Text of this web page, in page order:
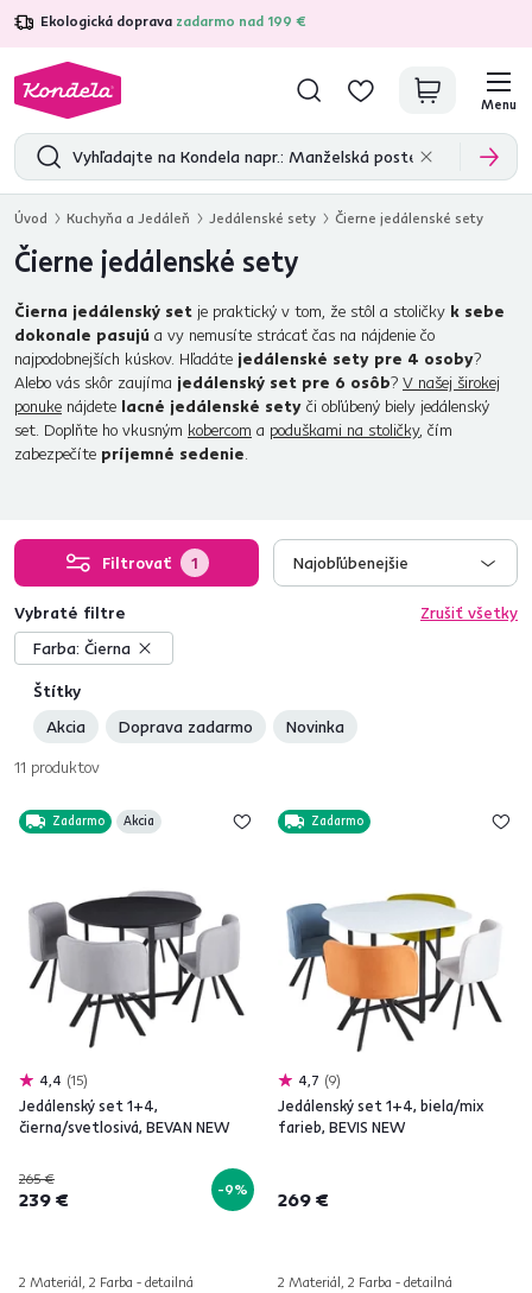
Ekologická doprava zadarmo nad 199 €
4,7 31 211overených produktových recenzií
Menu
Úvod Kuchyňa a Jedáleň Jedálenské sety Čierne jedálenské sety
Čierne jedálenské sety
Čierna jedálenský set je praktický v tom, že stôl a stoličky k sebe
dokonale pasujú a vy nemusíte strácať čas na nájdenie čo
najpodobnejších kúskov. Hľadáte jedálenské sety pre 4 osoby?
Alebo vás skôr zaujíma jedálenský set pre 6 osôb? V našej širokej
ponuke nájdete lacné jedálenské sety či obľúbený biely jedálenský
set. Doplňte ho vkusným kobercom a poduškami na stoličky, čím
zabezpečíte príjemné sedenie.
Filtrovať 1 Najobľúbenejšie
Štítky
Akcia
Doprava zadarmo Novinka
Vybraté filtre
Zrušiť všetky
Farba: Čierna
11 produktov
Zadarmo Akcia
4,4 15
Jedálenský set 1+4,
čierna/svetlosivá, BEVAN NEW
265 €
239 € -9%
2 Materiál, 2 Farba - detailná
Zadarmo
4,7 9
Jedálenský set 1+4, biela/mix
farieb, BEVIS NEW
269 €
2 Materiál, 2 Farba - detailná